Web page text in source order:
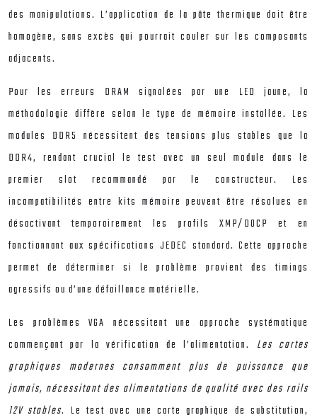
des manipulations. L’application de la pâte thermique doit être
homogène, sans excès qui pourrait couler sur les composants
adjacents.
Pour les erreurs DRAM signalées par une LED jaune, la
méthodologie diffère selon le type de mémoire installée. Les
modules DDR5 nécessitent des tensions plus stables que la
DDR4, rendant crucial le test avec un seul module dans le
premier slot recommandé par le constructeur. Les
incompatibilités entre kits mémoire peuvent être résolues en
désactivant temporairement les profils XMP/DOCP et en
fonctionnant aux spécifications JEDEC standard. Cette approche
permet de déterminer si le problème provient des timings
agressifs ou d’une défaillance matérielle.
Les problèmes VGA nécessitent une approche systématique
commençant par la vérification de l’alimentation. Les cartes
graphiques modernes consomment plus de puissance que
jamais, nécessitant des alimentations de qualité avec des rails
12V stables. Le test avec une carte graphique de substitution,